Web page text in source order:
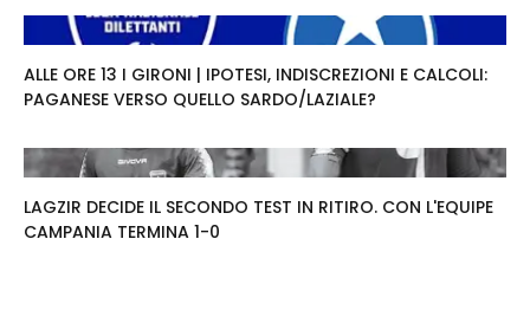
ALLE ORE 13 I GIRONI | IPOTESI, INDISCREZIONI E CALCOLI:
PAGANESE VERSO QUELLO SARDO/LAZIALE?
LAGZIR DECIDE IL SECONDO TEST IN RITIRO. CON L'EQUIPE
CAMPANIA TERMINA 1-0